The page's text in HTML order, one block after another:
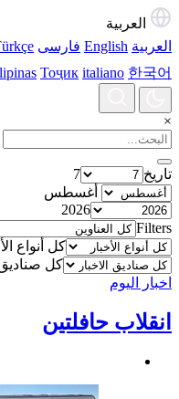
العربية
العربية English فارسی
Тоҷик italiano 한국어
×
تاریخ
7
أغسطس
2026
Filters
كل أنواع
كل صناديق
اخبار الیوم
انقلاب حافلتين